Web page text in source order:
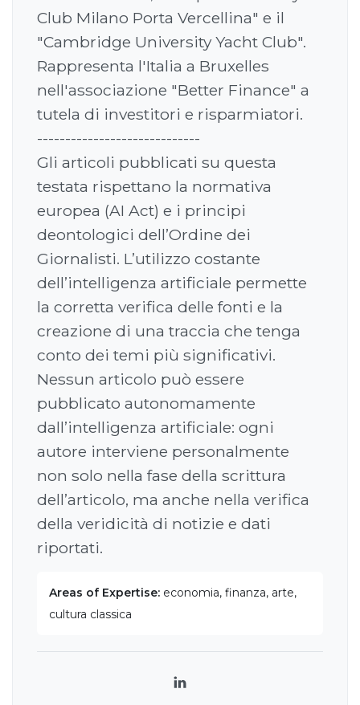
Club Milano Porta Vercellina" e il
"Cambridge University Yacht Club".
Rappresenta l'Italia a Bruxelles
nell'associazione "Better Finance" a
tutela di investitori e risparmiatori.
-----------------------------
Gli articoli pubblicati su questa
testata rispettano la normativa
europea (AI Act) e i principi
deontologici dell’Ordine dei
Giornalisti. L’utilizzo costante
dell’intelligenza artificiale permette
la corretta verifica delle fonti e la
creazione di una traccia che tenga
conto dei temi più significativi.
Nessun articolo può essere
pubblicato autonomamente
dall’intelligenza artificiale: ogni
autore interviene personalmente
non solo nella fase della scrittura
dell’articolo, ma anche nella verifica
della veridicità di notizie e dati
riportati.
Areas of Expertise: economia, finanza, arte,
cultura classica
LinkedIn